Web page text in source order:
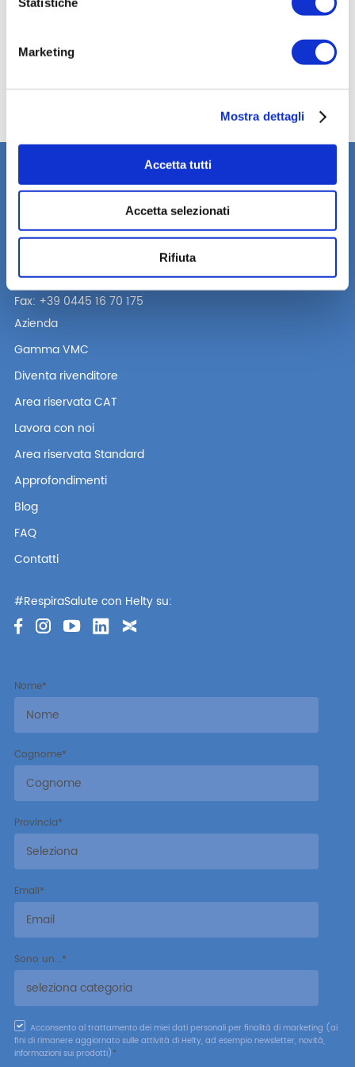
Marketing
Mostra dettagli
Accetta tutti
Accetta selezionati
Rifiuta
Desidero iscrivermi alla newsletter Helty
Un’azienda del gruppo Alpac
Tel. +39 0445 16 70 174
Fax: +39 0445 16 70 175
Azienda
Gamma VMC
Diventa rivenditore
Area riservata CAT
Lavora con noi
Area riservata Standard
Approfondimenti
Blog
FAQ
Contatti
#RespiraSalute con Helty su:
Nome*
Cognome*
Provincia*
Email*
Sono un...*
Acconsento al trattamento dei miei dati personali per finalità di marketing (ai
fini di rimanere aggiornato sulle attività di Helty, ad esempio newsletter, novità,
informazioni sui prodotti)*